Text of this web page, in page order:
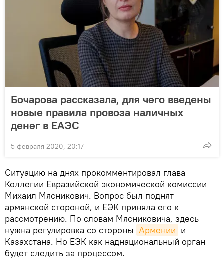
Бочарова рассказала, для чего введены
новые правила провоза наличных
денег в ЕАЭС
5 февраля 2020, 20:17
Ситуацию на днях прокомментировал глава
Коллегии Евразийской экономической комиссии
Михаил Мясникович. Вопрос был поднят
армянской стороной, и ЕЭК приняла его к
рассмотрению. По словам Мясниковича, здесь
нужна регулировка со стороны Армении и
Казахстана. Но ЕЭК как наднациональный орган
будет следить за процессом.